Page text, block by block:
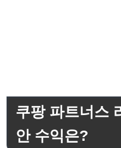
쿠팡 파트너스
안 수익은?